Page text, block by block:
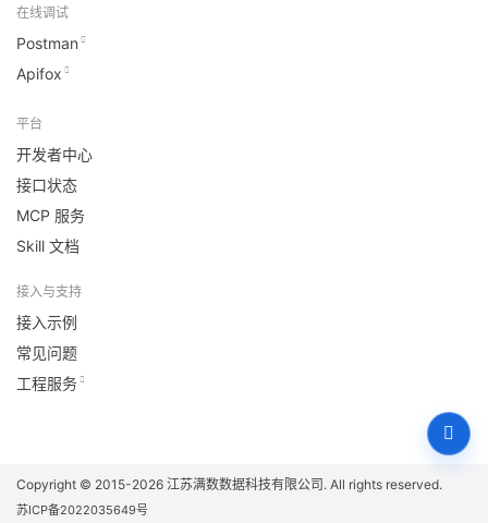
在线调试
Postman
Apifox
平台
开发者中心
接口状态
MCP 服务
Skill 文档
接入与支持
接入示例
常见问题
工程服务
Copyright © 2015-2026 江苏满数数据科技有限公司 . All rights reserved.
苏ICP备2022035649号